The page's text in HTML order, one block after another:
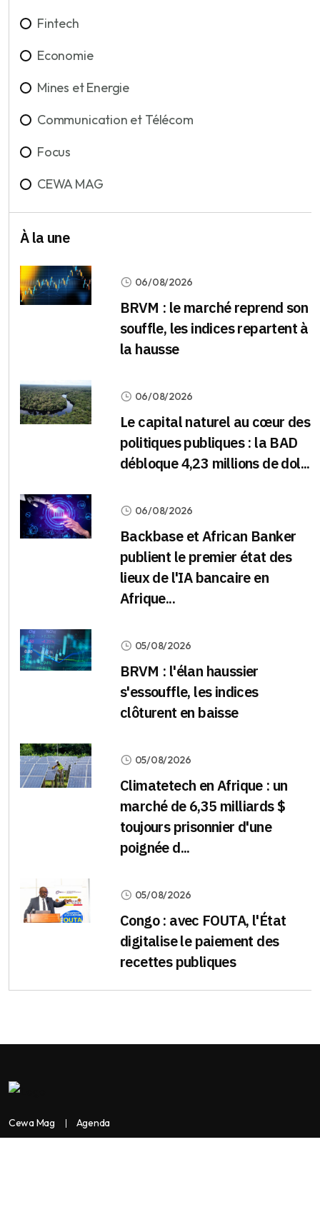
Fintech
Economie
Mines et Energie
Communication et Télécom
Focus
CEWA MAG
À la une
06/08/2026
BRVM : le marché reprend son
souffle, les indices repartent à
la hausse
06/08/2026
Le capital naturel au cœur des
politiques publiques : la BAD
débloque 4,23 millions de dol...
06/08/2026
Backbase et African Banker
publient le premier état des
lieux de l'IA bancaire en
Afrique...
05/08/2026
BRVM : l'élan haussier
s'essouffle, les indices
clôturent en baisse
05/08/2026
Climatetech en Afrique : un
marché de 6,35 milliards $
toujours prisonnier d'une
poignée d...
05/08/2026
Congo : avec FOUTA, l'État
digitalise le paiement des
recettes publiques
Cewa Mag Agenda